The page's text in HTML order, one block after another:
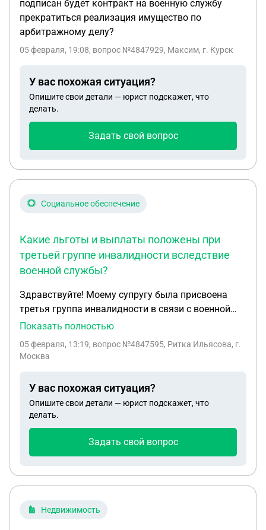
подписан будет контракт на военную службу
прекратиться реализация имущество по
арбитражному делу?
05 февраля, 19:08, вопрос №4847929, Максим, г. Курск
У вас похожая ситуация?
Опишите свои детали — юрист подскажет, что
делать.
Задать свой вопрос
Социальное обеспечение
Какие льготы и выплаты положены при
третьей группе инвалидности вследствие
военной службы?
Здравствуйте! Моему супругу была присвоена
третья группа инвалидности в связи с военной
службой. Хотелось бы узнать, какие льготы и
признательна за помощь в этом вопросе.
Показать полностью
05 февраля, 13:19, вопрос №4847595, Ритка Ильясова, г.
Москва
У вас похожая ситуация?
Опишите свои детали — юрист подскажет, что
делать.
Задать свой вопрос
Недвижимость